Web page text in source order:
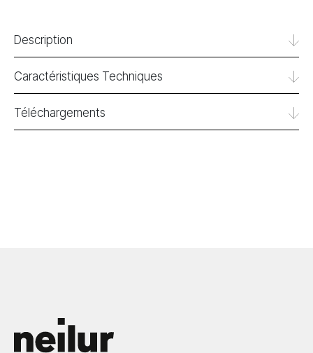
Description
Caractéristiques Techniques
Téléchargements